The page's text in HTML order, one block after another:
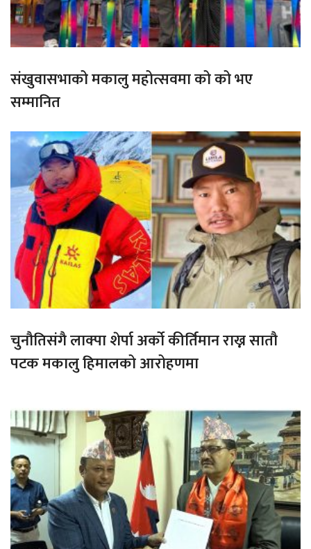
संखुवासभाको मकालु महोत्सवमा को को भए
सम्मानित
चुनौतिसंगै लाक्पा शेर्पा अर्को कीर्तिमान राख्न सातौ
पटक मकालु हिमालको आरोहणमा